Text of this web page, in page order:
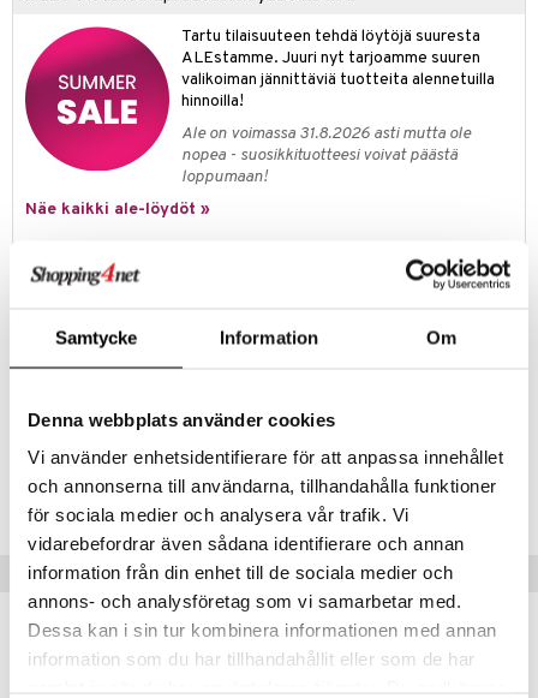
Samtycke Information Om
Denna webbplats använder cookies
Vi använder enhetsidentifierare för att anpassa innehållet
och annonserna till användarna, tillhandahålla funktioner
för sociala medier och analysera vår trafik. Vi
vidarebefordrar även sådana identifierare och annan
information från din enhet till de sociala medier och
annons- och analysföretag som vi samarbetar med.
Dessa kan i sin tur kombinera informationen med annan
information som du har tillhandahållit eller som de har
Tartu tilaisuuteen tehdä löytöjä suuresta
ALEstamme. Juuri nyt tarjoamme suuren
valikoiman jännittäviä tuotteita alennetuilla
hinnoilla!
Ale on voimassa 31.8.2026 asti mutta ole
nopea - suosikkituotteesi voivat päästä
loppumaan!
Näe kaikki ale-löydöt »
Tuotetieto
ominaisuuksia. Pata on esimaustettu kasviöljyllä, mikä luo luonnollisen
Tuotenumero
ITX63-1-SV
Vinkkejä sinulle
-17%
& Tyynyliinat
& Peitot
& Korit
& Veistokset
Art
& Lyhdyt
& Hyllyt
& Koukut
& Korit
tekstiilit
tekstiilit
& Tyynyliinat
hyönteissuoja
ruokinta
& Lyhdyt